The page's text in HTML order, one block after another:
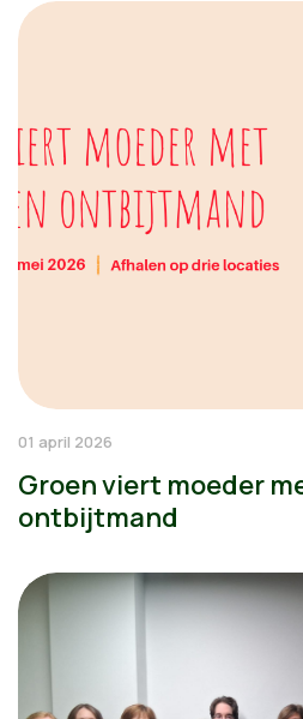
01 april 2026
Groen viert moeder
ontbijtmand